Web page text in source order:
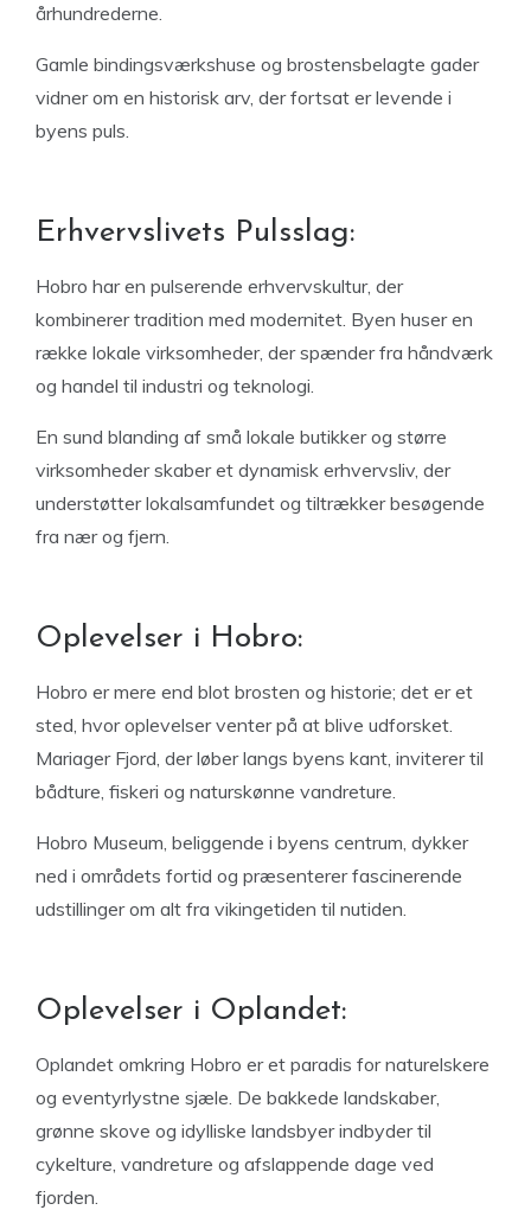
århundrederne.
Gamle bindingsværkshuse og brostensbelagte gader
vidner om en historisk arv, der fortsat er levende i
byens puls.
Erhvervslivets Pulsslag:
Hobro har en pulserende erhvervskultur, der
kombinerer tradition med modernitet. Byen huser en
række lokale virksomheder, der spænder fra håndværk
og handel til industri og teknologi.
En sund blanding af små lokale butikker og større
virksomheder skaber et dynamisk erhvervsliv, der
understøtter lokalsamfundet og tiltrækker besøgende
fra nær og fjern.
Oplevelser i Hobro:
Hobro er mere end blot brosten og historie; det er et
sted, hvor oplevelser venter på at blive udforsket.
Mariager Fjord, der løber langs byens kant, inviterer til
bådture, fiskeri og naturskønne vandreture.
Hobro Museum, beliggende i byens centrum, dykker
ned i områdets fortid og præsenterer fascinerende
udstillinger om alt fra vikingetiden til nutiden.
Oplevelser i Oplandet:
Oplandet omkring Hobro er et paradis for naturelskere
og eventyrlystne sjæle. De bakkede landskaber,
grønne skove og idylliske landsbyer indbyder til
cykelture, vandreture og afslappende dage ved
fjorden.